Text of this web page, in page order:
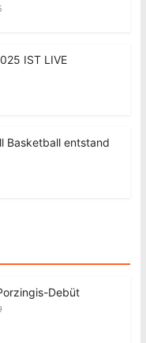
IST LIVE
Basketball entstand
Debüt